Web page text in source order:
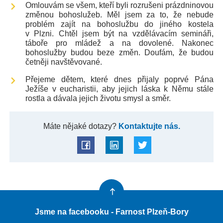
Omlouvám se všem, kteří byli rozrušeni prázdninovou
změnou bohoslužeb. Měl jsem za to, že nebude
problém zajít na bohoslužbu do jiného kostela
v Plzni. Chtěl jsem být na vzdělávacím semináři,
táboře pro mládež a na dovolené. Nakonec
bohoslužby budou beze změn. Doufám, že budou
četněji navštěvované.
Přejeme dětem, které dnes přijaly poprvé Pána
Ježíše v eucharistii, aby jejich láska k Němu stále
rostla a dávala jejich životu smysl a směr.
Máte nějaké dotazy?Kontaktujte nás.
Jsme na facebooku - Farnost Plzeň-Bory